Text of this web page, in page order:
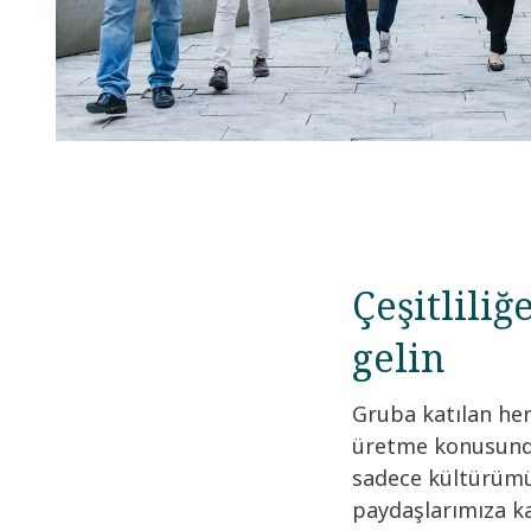
gelin​
Gruba katılan
üretme
sadece
paydaşlarımıza